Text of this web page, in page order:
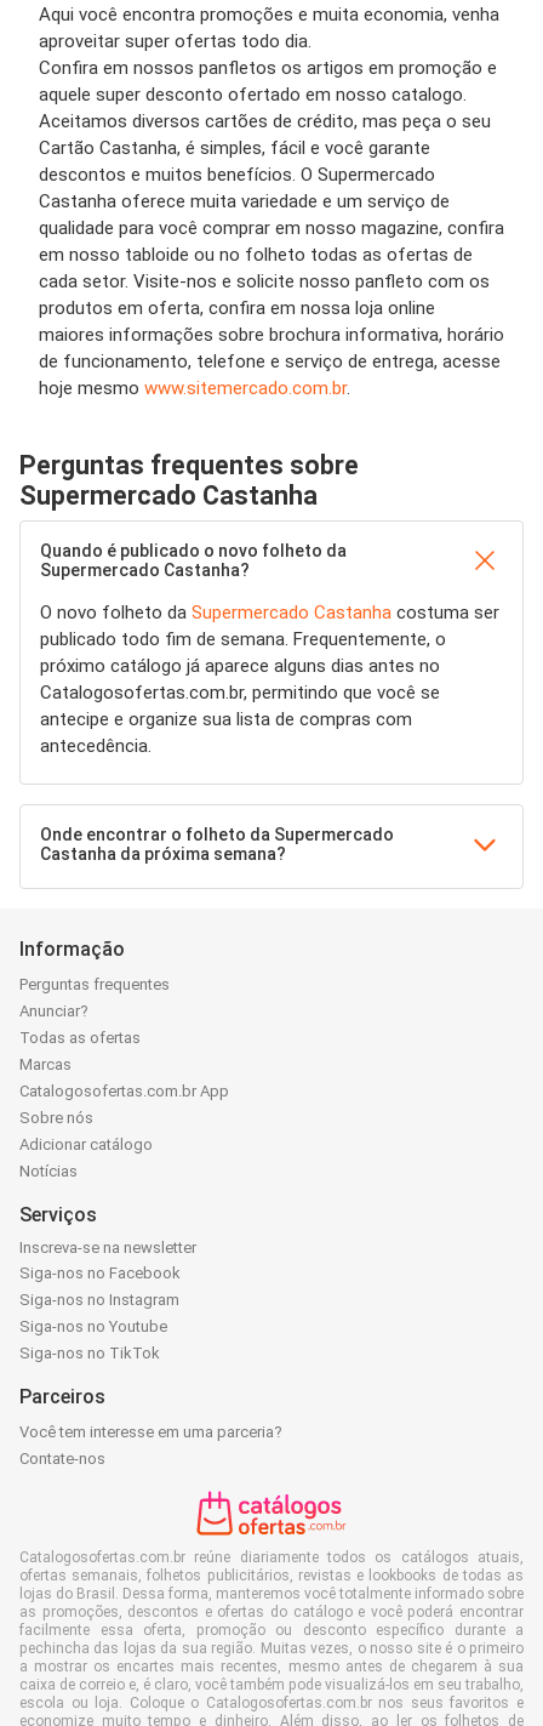
Aqui você encontra promoções e muita economia, venha
aproveitar super ofertas todo dia.
Confira em nossos panfletos os artigos em promoção e
aquele super desconto ofertado em nosso catalogo.
Aceitamos diversos cartões de crédito, mas peça o seu
Cartão Castanha, é simples, fácil e você garante
descontos e muitos benefícios. O Supermercado
Castanha oferece muita variedade e um serviço de
qualidade para você comprar em nosso magazine, confira
em nosso tabloide ou no folheto todas as ofertas de
cada setor. Visite-nos e solicite nosso panfleto com os
produtos em oferta, confira em nossa loja online
maiores informações sobre brochura informativa, horário
de funcionamento, telefone e serviço de entrega, acesse
hoje mesmo www.sitemercado.com.br.
Perguntas frequentes sobre
Supermercado Castanha
Quando é publicado o novo folheto da
Supermercado Castanha?
O novo folheto da Supermercado Castanha costuma ser
publicado todo fim de semana. Frequentemente, o
próximo catálogo já aparece alguns dias antes no
Catalogosofertas.com.br, permitindo que você se
antecipe e organize sua lista de compras com
antecedência.
Onde encontrar o folheto da Supermercado
Castanha da próxima semana?
Informação
Perguntas frequentes
Anunciar?
Todas as ofertas
Marcas
Catalogosofertas.com.br App
Sobre nós
Adicionar catálogo
Notícias
Serviços
Inscreva-se na newsletter
Siga-nos no Facebook
Siga-nos no Instagram
Siga-nos no Youtube
Siga-nos no TikTok
Parceiros
Você tem interesse em uma parceria?
Contate-nos
Catalogosofertas.com.br reúne diariamente todos os catálogos atuais,
ofertas semanais, folhetos publicitários, revistas e lookbooks de todas as
lojas do Brasil. Dessa forma, manteremos você totalmente informado sobre
as promoções, descontos e ofertas do catálogo e você poderá encontrar
facilmente essa oferta, promoção ou desconto específico durante a
pechincha das lojas da sua região. Muitas vezes, o nosso site é o primeiro
a mostrar os encartes mais recentes, mesmo antes de chegarem à sua
caixa de correio e, é claro, você também pode visualizá-los em seu trabalho,
escola ou loja. Coloque o Catalogosofertas.com.br nos seus favoritos e
economize muito tempo e dinheiro. Além disso, ao ler os folhetos de